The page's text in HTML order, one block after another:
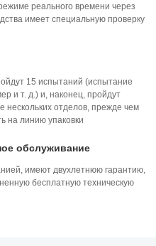
реального времени через
имеет специальную проверку
15 испытаний (испытание
и т. д.) и, наконец, пройдут
нескольких отделов, прежде чем
на линию упаковки
обслуживание
имеют двухлетнюю гарантию,
бесплатную техническую